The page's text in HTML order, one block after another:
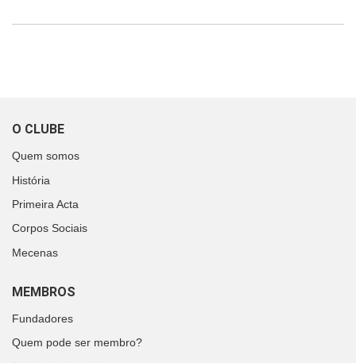
O CLUBE
Quem somos
História
Primeira Acta
Corpos Sociais
Mecenas
MEMBROS
Fundadores
Quem pode ser membro?